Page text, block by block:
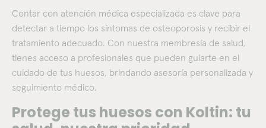
Contar con atención médica especializada es clave para
detectar a tiempo los síntomas de osteoporosis y recibir el
tratamiento adecuado. Con nuestra membresía de salud,
tienes acceso a profesionales que pueden guiarte en el
cuidado de tus huesos, brindando asesoría personalizada y
seguimiento médico.
Protege tus huesos con Koltin: tu